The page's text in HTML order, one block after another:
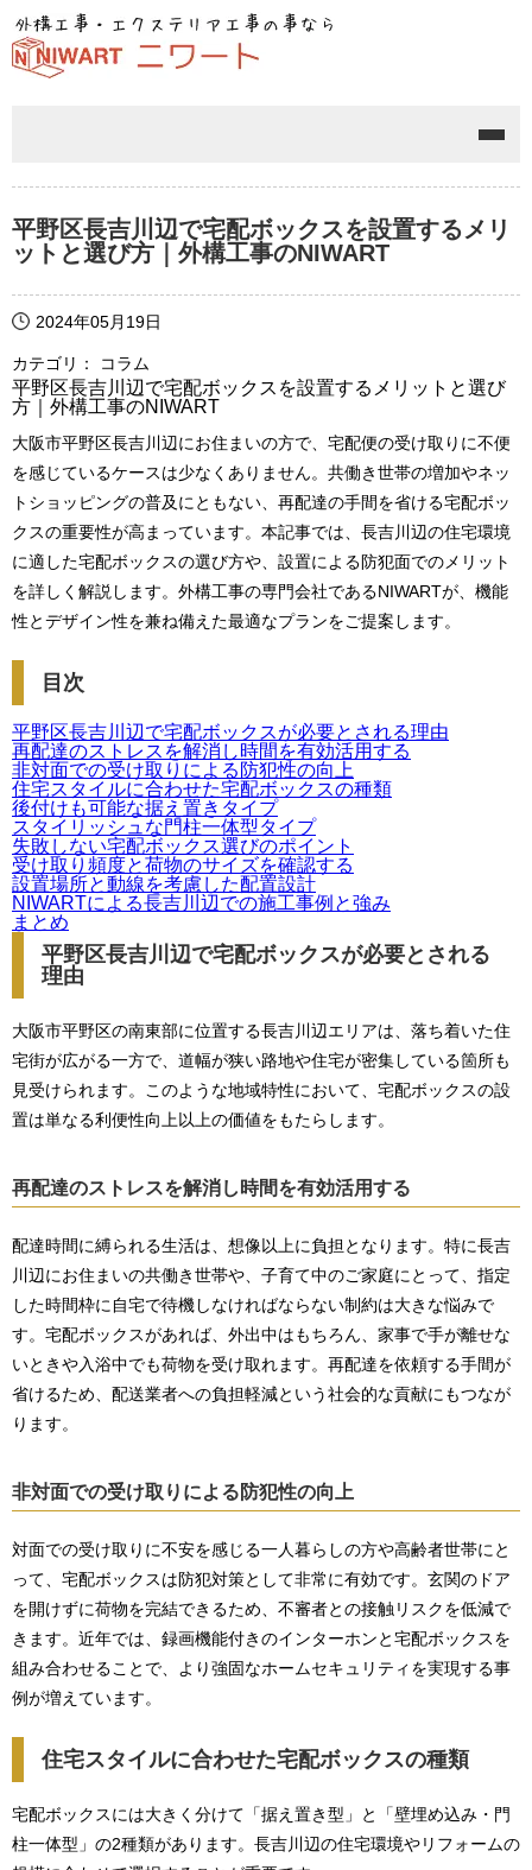
メニ
平野区長吉川辺で宅配ボックスを設置するメリ
ットと選び方｜外構工事のNIWART
2024年05月19日
カテゴリ： コラム
平野区長吉川辺で宅配ボックスを設置するメリットと選び
方｜外構工事のNIWART
大阪市平野区長吉川辺にお住まいの方で、宅配便の受け取りに不便
を感じているケースは少なくありません。共働き世帯の増加やネッ
トショッピングの普及にともない、再配達の手間を省ける宅配ボッ
クスの重要性が高まっています。本記事では、長吉川辺の住宅環境
に適した宅配ボックスの選び方や、設置による防犯面でのメリット
を詳しく解説します。外構工事の専門会社であるNIWARTが、機能
性とデザイン性を兼ね備えた最適なプランをご提案します。
目次
平野区長吉川辺で宅配ボックスが必要とされる理由
再配達のストレスを解消し時間を有効活用する
非対面での受け取りによる防犯性の向上
住宅スタイルに合わせた宅配ボックスの種類
後付けも可能な据え置きタイプ
スタイリッシュな門柱一体型タイプ
失敗しない宅配ボックス選びのポイント
受け取り頻度と荷物のサイズを確認する
設置場所と動線を考慮した配置設計
NIWARTによる長吉川辺での施工事例と強み
まとめ
平野区長吉川辺で宅配ボックスが必要とされる
理由
大阪市平野区の南東部に位置する長吉川辺エリアは、落ち着いた住
宅街が広がる一方で、道幅が狭い路地や住宅が密集している箇所も
見受けられます。このような地域特性において、宅配ボックスの設
置は単なる利便性向上以上の価値をもたらします。
再配達のストレスを解消し時間を有効活用する
配達時間に縛られる生活は、想像以上に負担となります。特に長吉
川辺にお住まいの共働き世帯や、子育て中のご家庭にとって、指定
した時間枠に自宅で待機しなければならない制約は大きな悩みで
す。宅配ボックスがあれば、外出中はもちろん、家事で手が離せな
いときや入浴中でも荷物を受け取れます。再配達を依頼する手間が
省けるため、配送業者への負担軽減という社会的な貢献にもつなが
ります。
非対面での受け取りによる防犯性の向上
対面での受け取りに不安を感じる一人暮らしの方や高齢者世帯にと
って、宅配ボックスは防犯対策として非常に有効です。玄関のドア
を開けずに荷物を完結できるため、不審者との接触リスクを低減で
きます。近年では、録画機能付きのインターホンと宅配ボックスを
組み合わせることで、より強固なホームセキュリティを実現する事
例が増えています。
住宅スタイルに合わせた宅配ボックスの種類
宅配ボックスには大きく分けて「据え置き型」と「壁埋め込み・門
柱一体型」の2種類があります。長吉川辺の住宅環境やリフォームの